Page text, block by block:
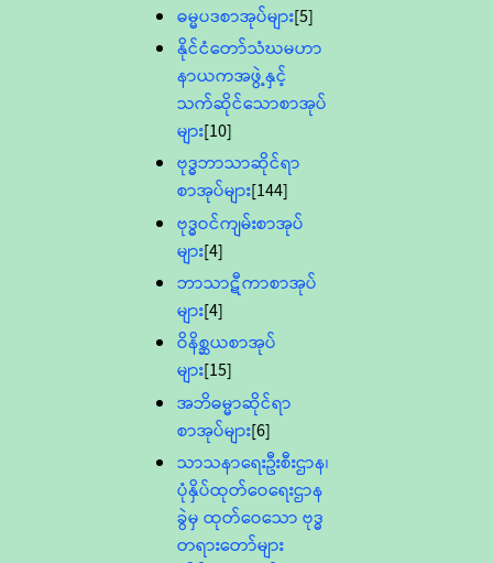
ဓမ္မပဒစာအုပ်များ[5]
နိုင်ငံတော်သံဃမဟာ
နာယကအဖွဲ့နှင့်
သက်ဆိုင်သောစာအုပ်
များ[10]
ဗုဒ္ဓဘာသာဆိုင်ရာ
စာအုပ်များ[144]
ဗုဒ္ဓဝင်ကျမ်းစာအုပ်
များ[4]
ဘာသာဋီကာစာအုပ်
များ[4]
ဝိနိစ္ဆယစာအုပ်
များ[15]
အဘိဓမ္မာဆိုင်ရာ
စာအုပ်များ[6]
သာသနာရေးဦးစီးဌာန၊
ပုံနှိပ်ထုတ်ဝေရေးဌာန
ခွဲမှ ထုတ်ဝေသော ဗုဒ္ဓ
တရားတော်များ